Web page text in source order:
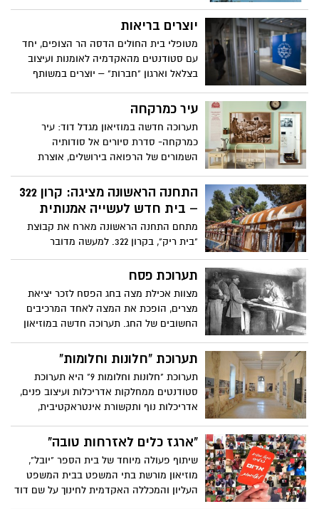
הראשונה בירושלים, תערוכה המסכמת את
הישגיה וחושפת את התפתחות תחום השימור
יוצרים בריאות
מטופלי בית החולים הדסה הר הצופים, יחד
עם סטודנטים מהאקדמיה לאומנות ועיצוב
בצלאל וארגון "חברות" – יוצרים במשותף
תערוכה המציגה את היצירות, המחברות את
מטופלי בית החולים אל החלק הבריא ומהוות
כלי המסייע בתהליך ההחלמה
עיר כמרקחה
תערוכה חדשה במוזיאון מגדל דוד: עיר
כמרקחה- סדרת סיורים אל סודותיה
השמורים של הרפואה בירושלים, אוצרת
התחנה הראשונה מציגה: קרון 322
– בית חדש לעשייה אמנותית
מתחם התחנה הראשונה מארח את קבוצת
"בית ריק", בקרון 322. למעשה מדובר
בפרויקט חדש במתחם התחנה הראשונה
בירושלים: השמשת קרון הרכבת ההיסטורי
תערוכת פסח
מצוות אכילת מצה בחג הפסח לזכר יציאת
מצרים, הופכת את המצה לאחד המרכיבים
החשובים של החג. תערוכה חדשה במוזיאון
את היהודים בגטו רומא להכנת מצות לחג
תערוכת "חלונות וחלומות"
תערוכת "חלונות וחלומות 9" היא תערוכת
סטודנטים ממחלקות אדריכלות ועיצוב פנים,
אדריכלות נוף ותקשורת אינטראקטיבית,
הלימוד השונים תחת בית הספר לעיצוב
"ארגז כלים לאזרחות טובה"
שיתוף פעולה מיוחד של בית הספר "יובל",
מוזיאון מורשת בתי המשפט בבית המשפט
העליון והמכללה האקדמית לחינוך על שם דוד